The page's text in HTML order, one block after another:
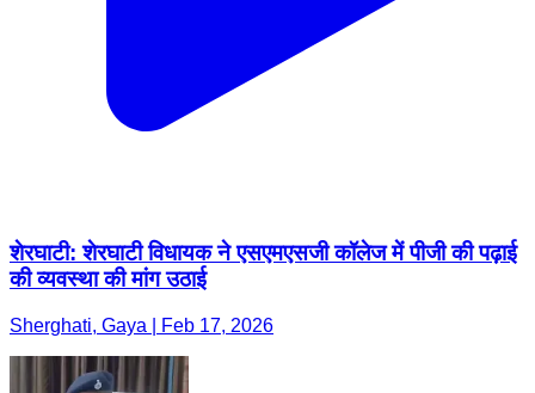
शेरघाटी: शेरघाटी विधायक ने एसएमएसजी कॉलेज में पीजी की पढ़ाई
की व्यवस्था की मांग उठाई
Sherghati, Gaya | Feb 17, 2026